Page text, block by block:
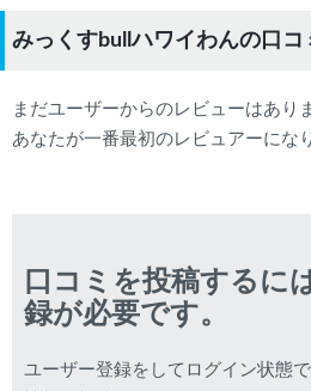
みっくすbullハワイわんの口コ
まだユーザーからのレビューはあり
あなたが一番最初のレビュアーにな
口コミを投稿するに
録が必要です。
ユーザー登録をしてログイン状態